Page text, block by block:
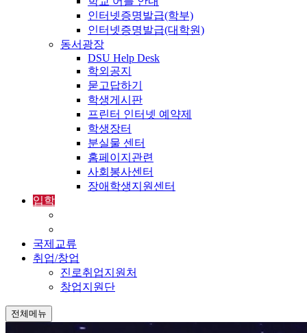
인터넷증명발급(학부)
인터넷증명발급(대학원)
동서광장
DSU Help Desk
학외공지
묻고답하기
학생게시판
프린터 인터넷 예약제
학생장터
분실물 센터
홈페이지관련
사회봉사센터
장애학생지원센터
입학
국제교류
취업/창업
진로취업지원처
창업지원단
전체메뉴